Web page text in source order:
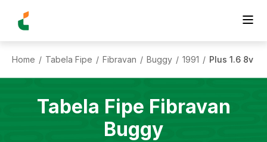
Home / Tabela Fipe / Fibravan / Buggy / 1991 / Plus 1.6 8v
Tabela Fipe Fibravan
Buggy